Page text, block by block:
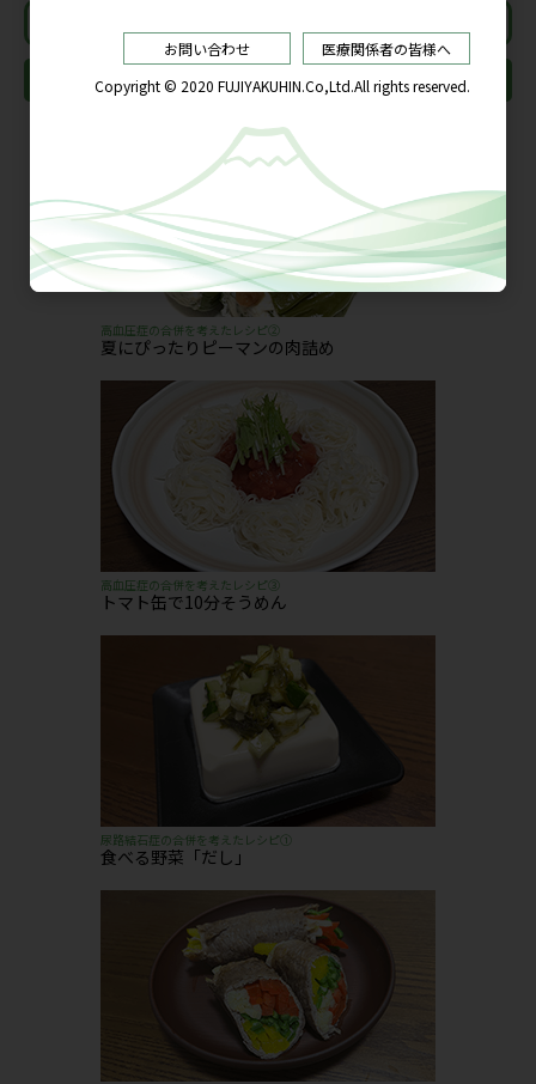
その他のレシピ
高血圧症の合併を考えたレシピ②
夏にぴったりピーマンの肉詰め
高血圧症の合併を考えたレシピ③
トマト缶で10分そうめん
尿路結石症の合併を考えたレシピ①
食べる野菜「だし」